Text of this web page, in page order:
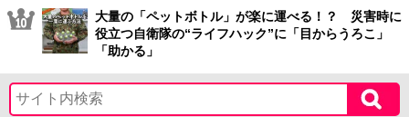
大量の「ペットボトル」が楽に運べる！？ 災害時に
役立つ自衛隊の“ライフハック”に「目からうろこ」
「助かる」